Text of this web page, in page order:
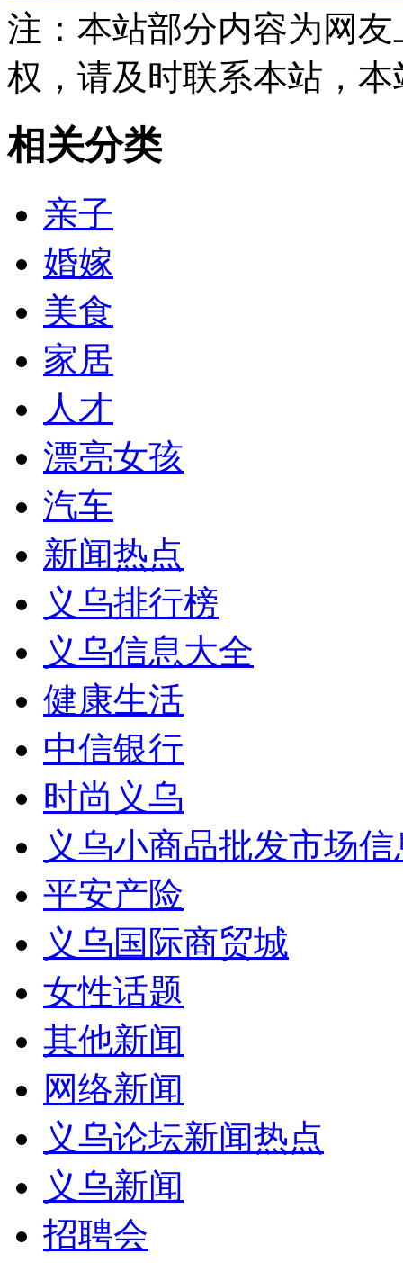
注：本站部分内容为网
权，请及时联系本站，
相关分类
亲子
婚嫁
美食
家居
人才
漂亮女孩
汽车
新闻热点
义乌排行榜
义乌信息大全
健康生活
中信银行
时尚义乌
义乌小商品批发市场
平安产险
义乌国际商贸城
女性话题
其他新闻
网络新闻
义乌论坛新闻热点
义乌新闻
招聘会